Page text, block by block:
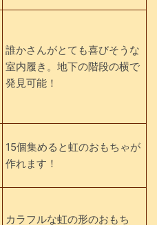
誰かさんがとても喜びそうな
室内履き。地下の階段の横で
発見可能！
15個集めると虹のおもちゃが
作れます！
カラフルな虹の形のおもち